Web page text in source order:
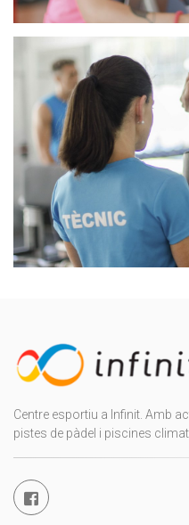
Centre esportiu a Infinit. Amb
pistes de pàdel i piscines